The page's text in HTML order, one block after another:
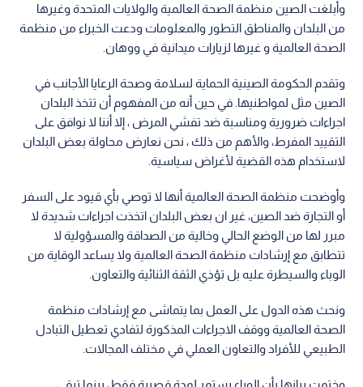
وأبلغت الصين منظمة الصحة العالمية والولايات المتحدة وغيرها
من البلدان والمناطق التطور والمعلومات ودعت الخبراء من منظمة
الصحة العالمية و غيرها لزيارات ميدانية في ووهان.
وتقدم الحكومة الصينية الحماية لسلامة وصحة الرعايا الأجانب في
الصين مثل لمواطنيها. في حين أنه من المفهوم أن تتخذ البلدان
اجراءات ضرورية ومناسبة ضد تفشي المرض ، إلا أننا لا نوافق على
التقييد المفرط، والأهم من ذلك ، نحن نعارض محاولة بعض البلدان
لاستخدام هذه القضية لأغراض سياسية.
وأوضحت منظمة الصحة العالمية أنها لا توصي بأي قيود على السفر
أو التجارة ضد الصين، غير ان بعض البلدان اتخذت اجراءات شديدة لا
مبرر لها من الوضع الحالي وخالية من الصداقة والمسؤولية لا
تتطابق مع إرشادات منظمة الصحة العالمية ولا يساعد الوقاية من
الوباء والسيطرة عليه بل تؤذي الثقة الثنائية والتعاون.
ونحث هذه الدول على العمل بما يتماشى مع إرشادات منظمة
الصحة العالمية ووقف الاجراءات المذكورة لتفادي تعطيل التبادل
الطبيعي للأفراد والتعاون العملي في مختلف المجالات.
وختمت بيانها بأن الوباء يستمر لمدة قصيرة فقط، بينما تبقى